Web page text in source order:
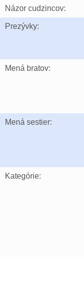
Názor cudzincov:
Prezývky:
Mená bratov:
Mená sestier:
Kategórie: